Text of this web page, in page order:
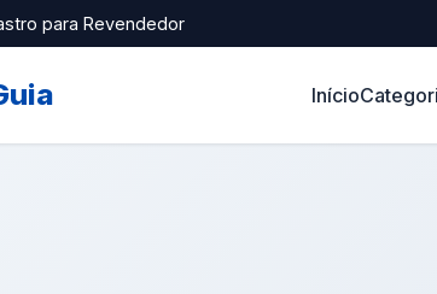
para Revendedor
Início